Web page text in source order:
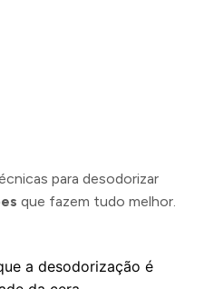
para desodorizar
que fazem tudo melhor.
a desodorização é